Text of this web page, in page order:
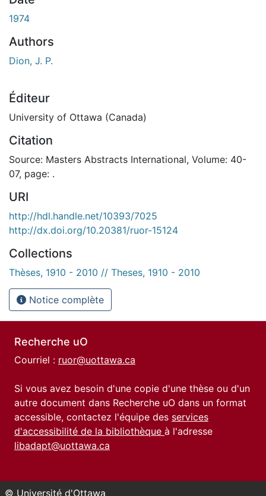
1974
Authors
Dion, J. P.
Éditeur
University of Ottawa (Canada)
Citation
Source: Masters Abstracts International, Volume: 40-
07, page: .
URI
http://hdl.handle.net/10393/7025
http://dx.doi.org/10.20381/ruor-15124
Collections
Thèses, 1910 - 2010 // Theses, 1910 - 2010
Notice complète
Recherche uO
Courriel : ruor@uottawa.ca
Si vous avez besoin d'une copie d'une thèse ou d'un
autre document dans Recherche uO dans un format
accessible, contactez l'équipe des services
d'accessibilité de la bibliothèque à l'adresse
libadapt@uottawa.ca
© Université d'Ottawa